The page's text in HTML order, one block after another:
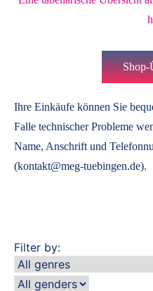
Shop-
Ihre Einkäufe können Sie
Falle technischer Probleme
Name, Anschrift und
(kontakt@meg-tuebingen.de).
Filter by: